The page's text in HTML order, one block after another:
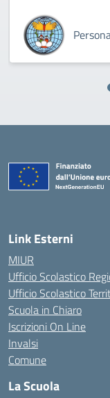
Link Esterni
MIUR
Ufficio Scolastico
Ufficio Scolastico
Scuola in Chiaro
Iscrizioni On Line
Invalsi
Comune
La Scuola